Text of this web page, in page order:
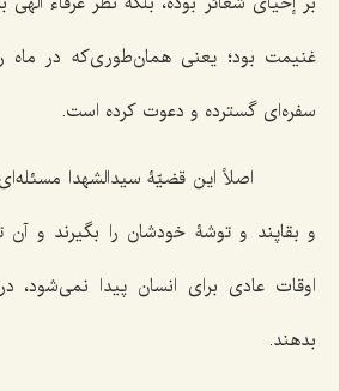
غنیمت بود؛ یعنی همان‌طوری‌که در
سفره‌ای گسترده و دعوت کرده است.
اصلاً این قضیّۀ سیدالشهدا مسئله‌ای
و بقاپند و توشۀ خودشان را بگیرند و
اوقات عادی برای انسان پیدا نمی‌شود،
بدهند.